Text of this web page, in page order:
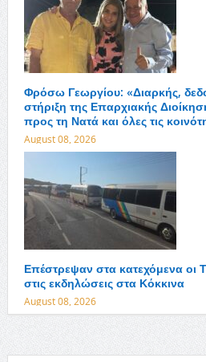
Φρόσω Γεωργίου: «Διαρκής,
στήριξη της Επαρχιακής
προς τη Νατά και όλες τις
August 08, 2026
Επέστρεψαν στα κατεχόμενα οι
στις εκδηλώσεις στα Κόκκινα
August 08, 2026